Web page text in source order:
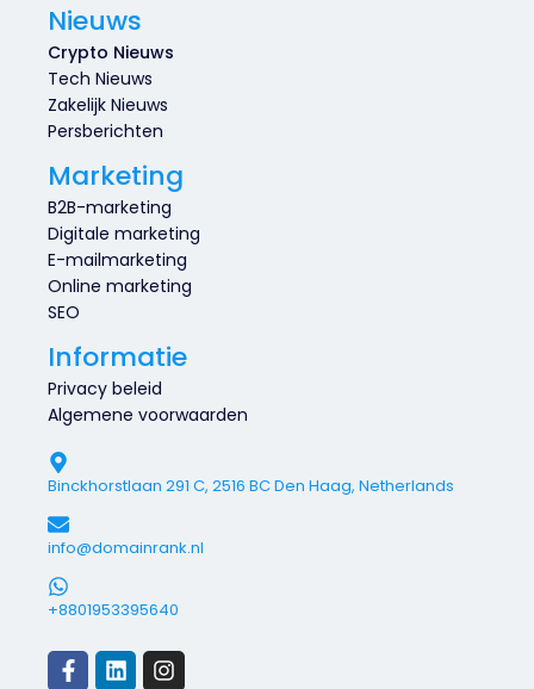
Nieuws
Crypto Nieuws
Tech Nieuws
Zakelijk Nieuws
Persberichten
Marketing
B2B-marketing
Digitale marketing
E-mailmarketing
Online marketing
SEO
Informatie
Privacy beleid
Algemene voorwaarden
Binckhorstlaan 291 C, 2516 BC Den Haag, Netherlands
info@domainrank.nl
+8801953395640